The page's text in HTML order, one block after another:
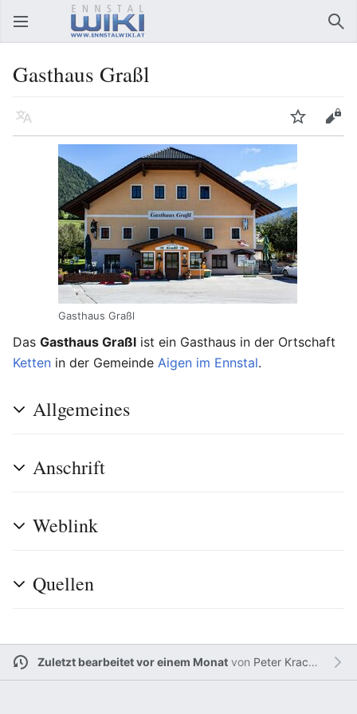
Hauptmenü öffnen
Gasthaus Graßl
Sprache Beobachten Bearbeiten
Gasthaus Graßl
Das Gasthaus Graßl ist ein Gasthaus in der Ortschaft
Ketten in der Gemeinde Aigen im Ennstal.
Allgemeines
Anschrift
Weblink
Quellen
Zuletzt bearbeitet vor einem Monatvon Peter Krackowizer